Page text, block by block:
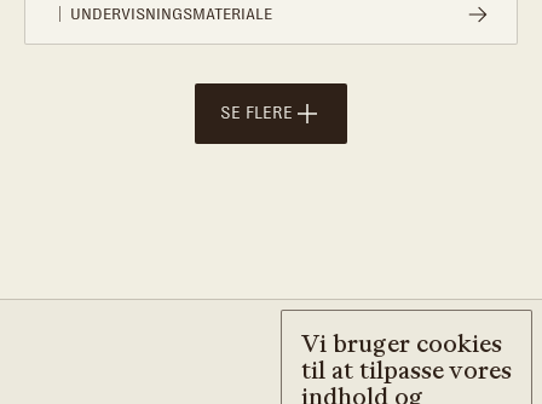
UNDERVISNINGSMATERIALE
SE FLERE
Vi bruger cookies
til at tilpasse vores
indhold og